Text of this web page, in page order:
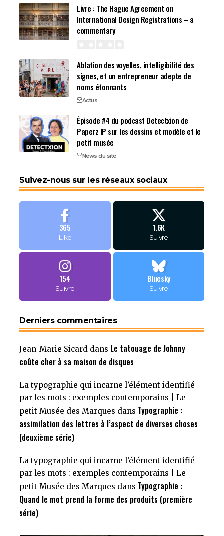
Livre : The Hague Agreement on
International Design Registrations – a
commentary
Ablation des voyelles, intelligibilité des
signes, et un entrepreneur adepte de
noms étonnants
Actus
Épisode #4 du podcast Detectxion de
Paperz IP sur les dessins et modèle et le
petit musée
News du site
Suivez-nous sur les réseaux sociaux
365
Like
1.6K
Suivre
154
Suivre
Bluesky
Suivre
Derniers commentaires
Jean-Marie Sicard dans Le tatouage de Johnny
coûte cher à sa maison de disques
La typographie qui incarne l’élément identifié
par les mots : exemples contemporains | Le
petit Musée des Marques dans Typographie :
assimilation des lettres à l’aspect de diverses choses
(deuxième série)
La typographie qui incarne l’élément identifié
par les mots : exemples contemporains | Le
petit Musée des Marques dans Typographie :
Quand le mot prend la forme des produits (première
série)